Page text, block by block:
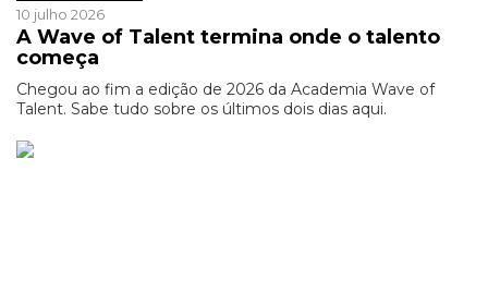
10 julho 2026
A Wave of Talent termina onde o talento
começa
Chegou ao fim a edição de 2026 da Academia Wave of
Talent. Sabe tudo sobre os últimos dois dias aqui.